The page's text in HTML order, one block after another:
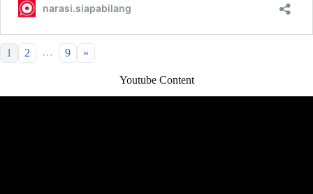
1 2 … 9 »
Youtube Content